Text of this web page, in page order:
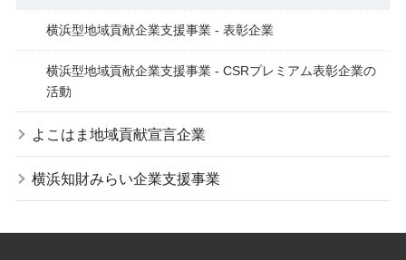
横浜型地域貢献企業支援事業 - 表彰企業
横浜型地域貢献企業支援事業 - CSRプレミアム表彰企業の
活動
よこはま地域貢献宣言企業
横浜知財みらい企業支援事業